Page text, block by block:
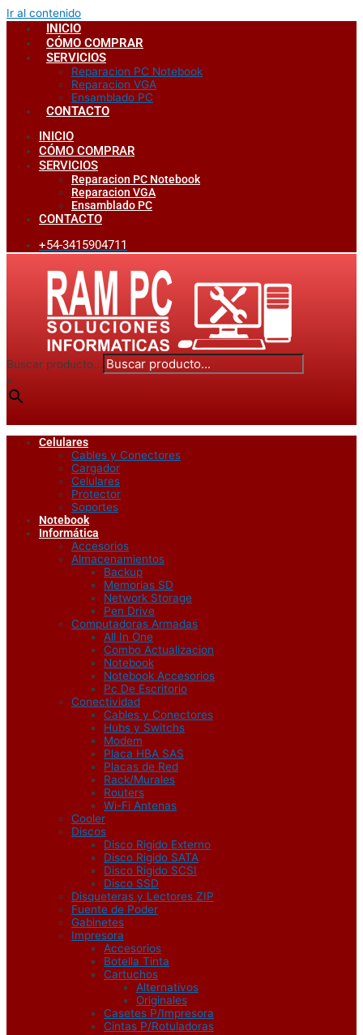
Ir al contenido
INICIO
CÓMO COMPRAR
SERVICIOS
Reparacion PC Notebook
Reparacion VGA
Ensamblado PC
CONTACTO
INICIO
CÓMO COMPRAR
SERVICIOS
Reparacion PC Notebook
Reparacion VGA
Ensamblado PC
CONTACTO
+54-3415904711
Buscar producto...
×
Celulares
Cables y Conectores
Cargador
Celulares
Protector
Soportes
Notebook
Informática
Accesorios
Almacenamientos
Backup
Memorias SD
Network Storage
Pen Drive
Computadoras Armadas
All In One
Combo Actualizacion
Notebook
Notebook Accesorios
Pc De Escritorio
Conectividad
Cables y Conectores
Hubs y Switchs
Modem
Placa HBA SAS
Placas de Red
Rack/Murales
Routers
Wi-Fi Antenas
Cooler
Discos
Disco Rigido Externo
Disco Rigido SATA
Disco Rigido SCSI
Disco SSD
Disqueteras y Lectores ZIP
Fuente de Poder
Gabinetes
Impresora
Accesorios
Botella Tinta
Cartuchos
Alternativos
Originales
Casetes P/Impresora
Cintas P/Rotuladoras